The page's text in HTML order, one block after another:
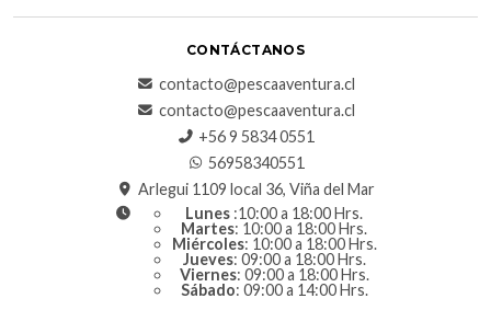
CONTÁCTANOS
contacto@pescaaventura.cl
contacto@pescaaventura.cl
+56 9 5834 0551
56958340551
Arlegui 1109 local 36, Viña del Mar
Lunes :10:00 a 18:00 Hrs.
Martes: 10:00 a 18:00 Hrs.
Miércoles: 10:00 a 18:00 Hrs.
Jueves: 09:00 a 18:00 Hrs.
Viernes: 09:00 a 18:00 Hrs.
Sábado: 09:00 a 14:00 Hrs.